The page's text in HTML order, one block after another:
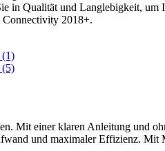
in Qualität und Langlebigkeit,
2018+.
Mit einer klaren Anleitung und
und maximaler Effizienz. Mit